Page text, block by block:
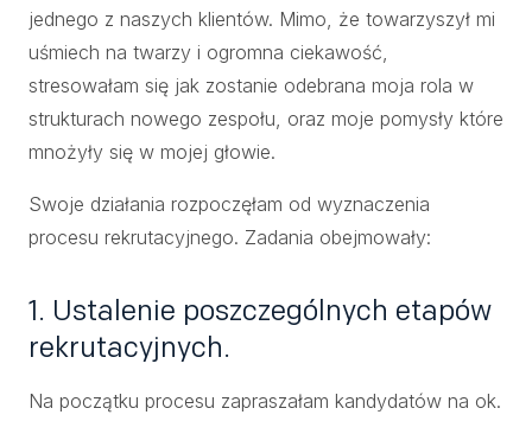
jednego z naszych klientów. Mimo, że towarzyszył mi
uśmiech na twarzy i ogromna ciekawość,
stresowałam się jak zostanie odebrana moja rola w
strukturach nowego zespołu, oraz moje pomysły które
mnożyły się w mojej głowie.
Swoje działania rozpoczęłam od wyznaczenia
procesu rekrutacyjnego. Zadania obejmowały:
1. Ustalenie poszczególnych etapów
rekrutacyjnych.
Na początku procesu zapraszałam kandydatów na ok.